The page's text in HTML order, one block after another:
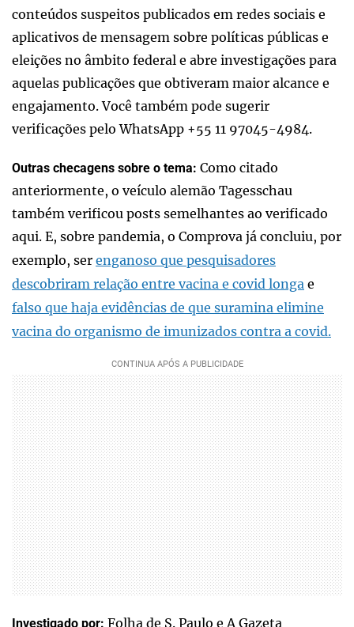
conteúdos suspeitos publicados em redes sociais e
aplicativos de mensagem sobre políticas públicas e
eleições no âmbito federal e abre investigações para
aquelas publicações que obtiveram maior alcance e
engajamento. Você também pode sugerir
verificações pelo WhatsApp +55 11 97045-4984.
Outras checagens sobre o tema: Como citado
anteriormente, o veículo alemão Tagesschau
também verificou posts semelhantes ao verificado
aqui. E, sobre pandemia, o Comprova já concluiu, por
exemplo, ser enganoso que pesquisadores
descobriram relação entre vacina e covid longa e
falso que haja evidências de que suramina elimine
vacina do organismo de imunizados contra a covid.
Investigado por: Folha de S. Paulo e A Gazeta